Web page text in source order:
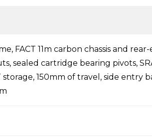
FACT 11m carbon chassis and
sealed cartridge bearing pivots,
storage, 150mm of travel, side entry